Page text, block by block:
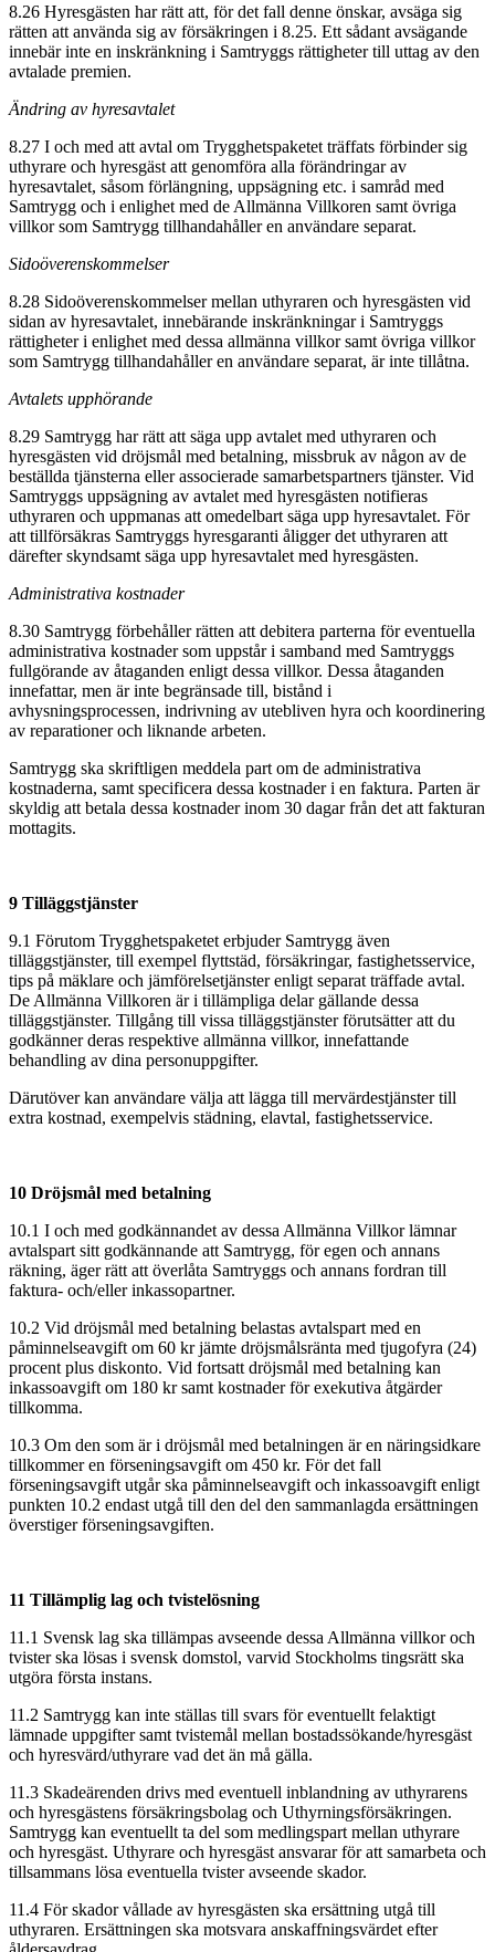
8.26 Hyresgästen har rätt att, för det fall denne önskar, avsäga sig
rätten att använda sig av försäkringen i 8.25. Ett sådant avsägande
innebär inte en inskränkning i Samtryggs rättigheter till uttag av den
avtalade premien.
Ändring av hyresavtalet
8.27 I och med att avtal om Trygghetspaketet träffats förbinder sig
uthyrare och hyresgäst att genomföra alla förändringar av
hyresavtalet, såsom förlängning, uppsägning etc. i samråd med
Samtrygg och i enlighet med de Allmänna Villkoren samt övriga
villkor som Samtrygg tillhandahåller en användare separat.
Sidoöverenskommelser
8.28 Sidoöverenskommelser mellan uthyraren och hyresgästen vid
sidan av hyresavtalet, innebärande inskränkningar i Samtryggs
rättigheter i enlighet med dessa allmänna villkor samt övriga villkor
som Samtrygg tillhandahåller en användare separat, är inte tillåtna.
Avtalets upphörande
8.29 Samtrygg har rätt att säga upp avtalet med uthyraren och
hyresgästen vid dröjsmål med betalning, missbruk av någon av de
beställda tjänsterna eller associerade samarbetspartners tjänster. Vid
Samtryggs uppsägning av avtalet med hyresgästen notifieras
uthyraren och uppmanas att omedelbart säga upp hyresavtalet. För
att tillförsäkras Samtryggs hyresgaranti åligger det uthyraren att
därefter skyndsamt säga upp hyresavtalet med hyresgästen.
Administrativa kostnader
8.30 Samtrygg förbehåller rätten att debitera parterna för eventuella
administrativa kostnader som uppstår i samband med Samtryggs
fullgörande av åtaganden enligt dessa villkor. Dessa åtaganden
innefattar, men är inte begränsade till, bistånd i
avhysningsprocessen, indrivning av utebliven hyra och koordinering
av reparationer och liknande arbeten.
Samtrygg ska skriftligen meddela part om de administrativa
kostnaderna, samt specificera dessa kostnader i en faktura. Parten är
skyldig att betala dessa kostnader inom 30 dagar från det att fakturan
mottagits.
9 Tilläggstjänster
9.1 Förutom Trygghetspaketet erbjuder Samtrygg även
tilläggstjänster, till exempel flyttstäd, försäkringar, fastighetsservice,
tips på mäklare och jämförelsetjänster enligt separat träffade avtal.
De Allmänna Villkoren är i tillämpliga delar gällande dessa
tilläggstjänster. Tillgång till vissa tilläggstjänster förutsätter att du
godkänner deras respektive allmänna villkor, innefattande
behandling av dina personuppgifter.
Därutöver kan användare välja att lägga till mervärdestjänster till
extra kostnad, exempelvis städning, elavtal, fastighetsservice.
10 Dröjsmål med betalning
10.1 I och med godkännandet av dessa Allmänna Villkor lämnar
avtalspart sitt godkännande att Samtrygg, för egen och annans
räkning, äger rätt att överlåta Samtryggs och annans fordran till
faktura‐ och/eller inkassopartner.
10.2 Vid dröjsmål med betalning belastas avtalspart med en
påminnelseavgift om 60 kr jämte dröjsmålsränta med tjugofyra (24)
procent plus diskonto. Vid fortsatt dröjsmål med betalning kan
inkassoavgift om 180 kr samt kostnader för exekutiva åtgärder
tillkomma.
10.3 Om den som är i dröjsmål med betalningen är en näringsidkare
tillkommer en förseningsavgift om 450 kr. För det fall
förseningsavgift utgår ska påminnelseavgift och inkassoavgift enligt
punkten 10.2 endast utgå till den del den sammanlagda ersättningen
överstiger förseningsavgiften.
11 Tillämplig lag och tvistelösning
11.1 Svensk lag ska tillämpas avseende dessa Allmänna villkor och
tvister ska lösas i svensk domstol, varvid Stockholms tingsrätt ska
utgöra första instans.
11.2 Samtrygg kan inte ställas till svars för eventuellt felaktigt
lämnade uppgifter samt tvistemål mellan bostadssökande/hyresgäst
och hyresvärd/uthyrare vad det än må gälla.
11.3 Skadeärenden drivs med eventuell inblandning av uthyrarens
och hyresgästens försäkringsbolag och Uthyrningsförsäkringen.
Samtrygg kan eventuellt ta del som medlingspart mellan uthyrare
och hyresgäst. Uthyrare och hyresgäst ansvarar för att samarbeta och
tillsammans lösa eventuella tvister avseende skador.
11.4 För skador vållade av hyresgästen ska ersättning utgå till
uthyraren. Ersättningen ska motsvara anskaffningsvärdet efter